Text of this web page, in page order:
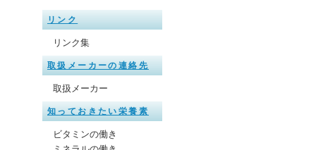
リンク
リンク集
取扱メーカーの連絡先
取扱メーカー
知っておきたい栄養素
ビタミンの働き